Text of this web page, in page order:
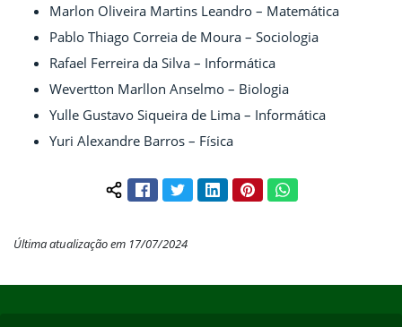
Marlon Oliveira Martins Leandro – Matemática
Pablo Thiago Correia de Moura – Sociologia
Rafael Ferreira da Silva – Informática
Wevertton Marllon Anselmo – Biologia
Yulle Gustavo Siqueira de Lima – Informática
Yuri Alexandre Barros – Física
Compartilhar conteúdo:
FacebookTwitterLinkedInPinterestWhatsApp
Última atualização em 17/07/2024